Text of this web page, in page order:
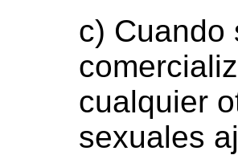
c) Cuando
cualquier
sexuales